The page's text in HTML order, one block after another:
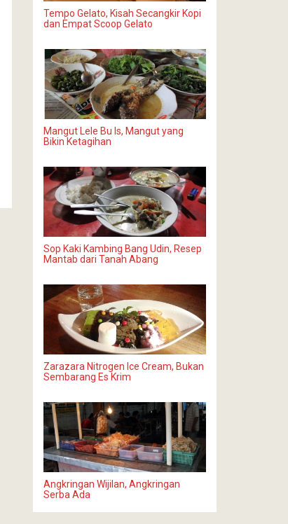
Tempo Gelato, Kisah Secangkir Kopi
dan Empat Scoop Gelato
Mangut Lele Bu Is, Mangut yang
Bikin Ketagihan
Sop Kaki Kambing Bang Udin, Resep
Mantab dari Tanah Abang
Zarazara Nitrogen Ice Cream, Bukan
Sembarang Es Krim
Angkringan Wijilan, Angkringan
Serba Ada